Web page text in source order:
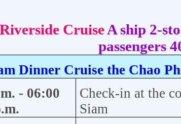
CruiseA ship 2-
passengers
Dinner Cruise the Chao
- 06:00
Check-in at the
Siam